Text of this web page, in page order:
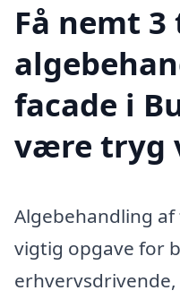
Få nemt
facade i
være tryg
Algebehandling af
vigtig opgave for